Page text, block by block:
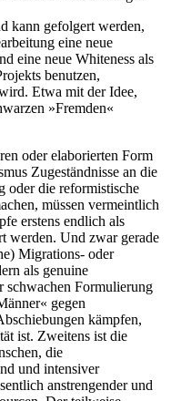
kann gefolgert werden,
eine neue
eine neue Whiteness als
benutzen,
Etwa mit der Idee,
»Fremden«
oder elaborierten Form
Zugeständnisse an die
oder die reformistische
müssen vermeintlich
erstens endlich als
werden. Und zwar gerade
Migrations- oder
als genuine
schwachen Formulierung
gegen
kämpfen,
ist. Zweitens ist die
die
und intensiver
anstrengender und